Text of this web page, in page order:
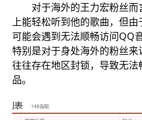
对于海外的王力宏粉丝而
上能轻松听到他的歌曲，但
可能会遇到无法顺畅访问QQ
特别是对于身处海外的粉丝
往往存在地区封锁，导致无
品。